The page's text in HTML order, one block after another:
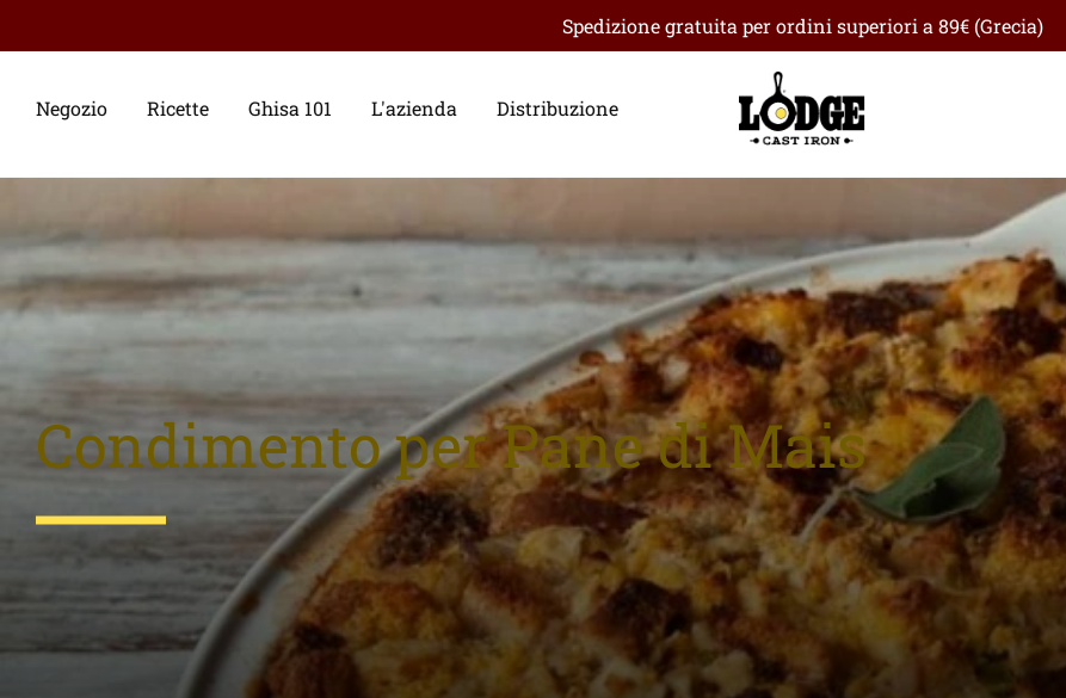
Spedizione gratuita per ordini superiori a 89€ (Grecia)
Negozio Ricette Ghisa 101 L'azienda Distribuzione
Condimento per Pane di Mais